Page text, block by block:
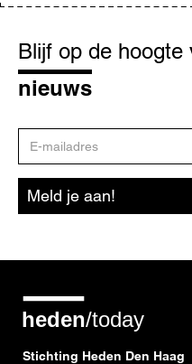
op
de
hoogte
Blijf op de hoogte
nieuws
mailadres
Meld je aan!
Stichting Heden Den Haag